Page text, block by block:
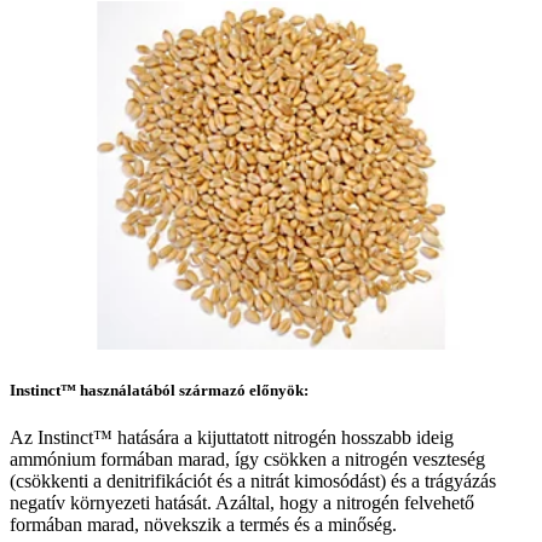
Instinct™ használatából származó előnyök:
Az Instinct™ hatására a kijuttatott nitrogén hosszabb ideig
ammónium formában marad, így csökken a nitrogén veszteség
(csökkenti a denitrifikációt és a nitrát kimosódást) és a trágyázás
negatív környezeti hatását. Azáltal, hogy a nitrogén felvehető
formában marad, növekszik a termés és a minőség.